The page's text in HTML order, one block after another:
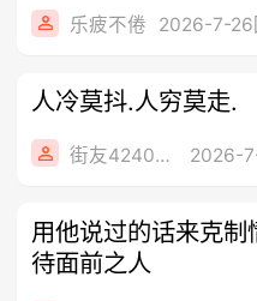
乐疲不倦 2026-7-26
人冷莫抖.人穷莫走.
街友42408312 2026-
用他说过的话来克
待面前之人